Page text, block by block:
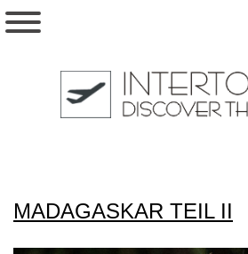
MADAGASKAR TEIL II